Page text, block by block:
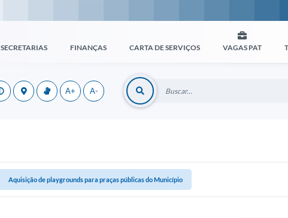
SECRETARIAS FINANÇAS CARTA DE SERVIÇOS VAGAS PAT
A+ A-
Aquisição de playgrounds para praças públicas do Município